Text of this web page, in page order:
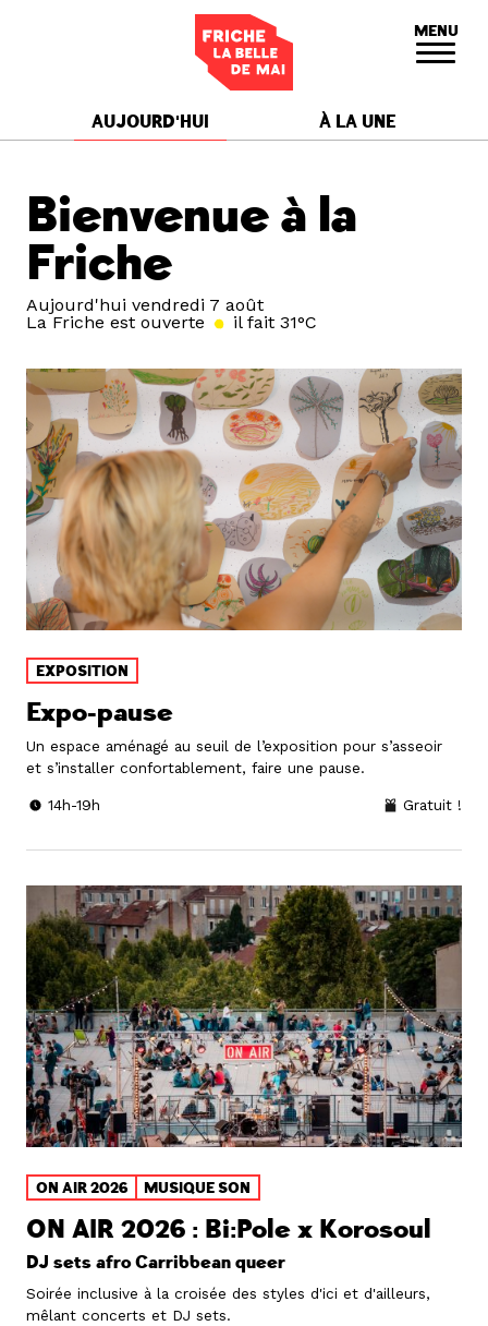
MENU
AUJOURD'HUI À LA UNE
Bienvenue à la
Friche
Aujourd'hui vendredi 7 août
La Friche est ouverte
il fait 31°C
EXPOSITION
Expo-pause
Un espace aménagé au seuil de l’exposition pour s’asseoir
et s’installer confortablement, faire une pause.
14h-19h Gratuit !
ON AIR 2026 MUSIQUE SON
ON AIR 2026 : Bi:Pole x Korosoul
DJ sets afro Carribbean queer
Soirée inclusive à la croisée des styles d'ici et d'ailleurs,
mêlant concerts et DJ sets.
Panneau de gestion des cookies